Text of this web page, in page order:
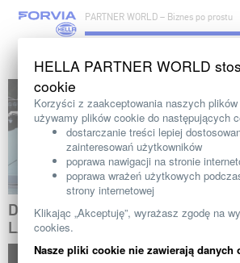
PARTNER WORLD – Biznes po prostu
DYNARAY DOUBLE ROW –
LAMPY SYGNALIZACYJNE
HELLA PARTNER WORLD
cookie
Korzyści z zaakceptowania naszych
używamy plików cookie do następujących
dostarczanie treści lepiej
zainteresowań użytkowników
poprawa nawigacji na stronie
poprawa wrażeń użytkowych
strony internetowej
Klikając „Akceptuję”, wyrażasz zgodę na
cookies.
Nasze pliki cookie nie zawierają danych